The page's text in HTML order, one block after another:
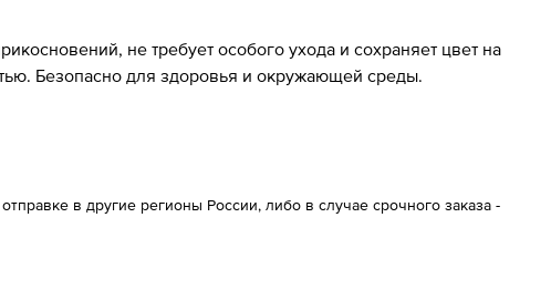
не требует особого ухода и сохраняет цвет на
Безопасно для здоровья и окружающей среды.
в другие регионы России, либо в случае срочного заказа -